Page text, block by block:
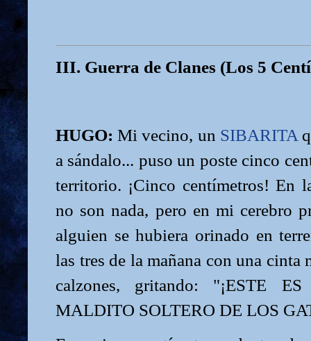
III. Guerra de Clanes (Los 5
HUGO: Mi vecino, un SIBARITA
a sándalo... puso un poste cinco
territorio. ¡Cinco centímetros! En
no son nada, pero en mi cerebro
alguien se hubiera orinado en
las tres de la mañana con una cinta
calzones, gritando: "¡ESTE
MALDITO SOLTERO DE LOS